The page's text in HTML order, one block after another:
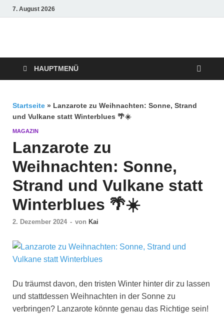
7. August 2026
Crazy4holiday
HAUPTMENÜ
Startseite » Lanzarote zu Weihnachten: Sonne, Strand
und Vulkane statt Winterblues 🌴☀️
MAGAZIN
Lanzarote zu
Weihnachten: Sonne,
Strand und Vulkane statt
Winterblues 🌴☀️
2. Dezember 2024 - von Kai
Du träumst davon, den tristen Winter hinter dir zu lassen
und stattdessen Weihnachten in der Sonne zu
verbringen? Lanzarote könnte genau das Richtige sein!